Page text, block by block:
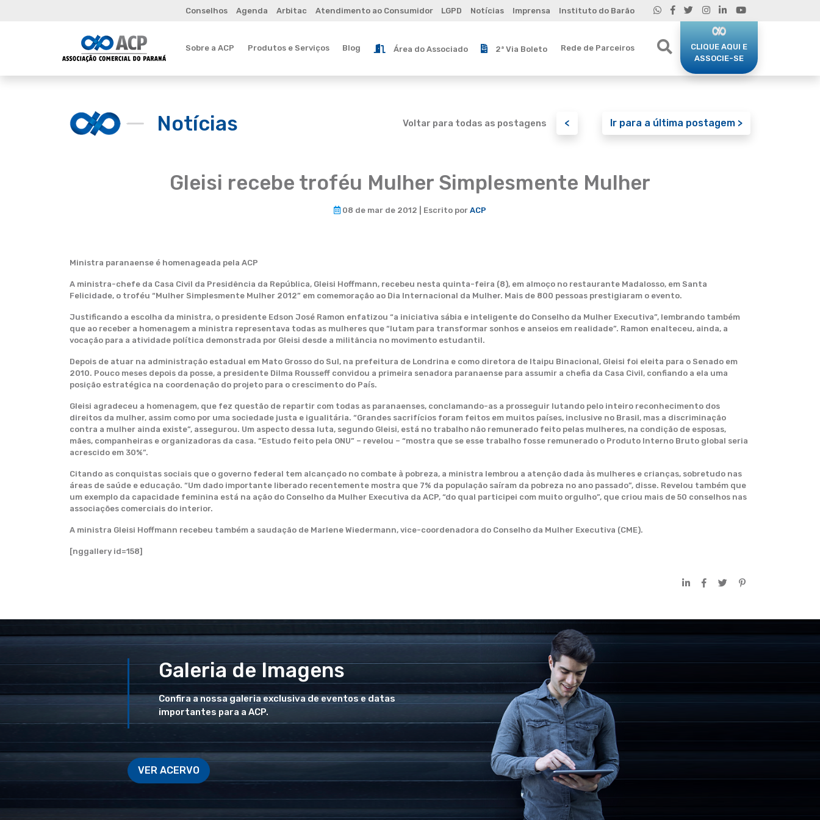
Conselhos Agenda Arbitac Atendimento ao Consumidor LGPD Notícias Imprensa Instituto do Barão
Sobre a ACP Produtos e Serviços Blog Área do Associado 2ª Via Boleto Rede de Parceiros
CLIQUE AQUI E
ASSOCIE-SE
Notícias Voltar para todas as postagens < Ir para a última postagem >
Gleisi recebe troféu Mulher Simplesmente Mulher
08 de mar de 2012 | Escrito por ACP
Ministra paranaense é homenageada pela ACP
A ministra-chefe da Casa Civil da Presidência da República, Gleisi Hoffmann, recebeu nesta quinta-feira (8), em almoço no restaurante Madalosso, em Santa
Felicidade, o troféu “Mulher Simplesmente Mulher 2012” em comemoração ao Dia Internacional da Mulher. Mais de 800 pessoas prestigiaram o evento.
Justificando a escolha da ministra, o presidente Edson José Ramon enfatizou “a iniciativa sábia e inteligente do Conselho da Mulher Executiva”, lembrando também
que ao receber a homenagem a ministra representava todas as mulheres que “lutam para transformar sonhos e anseios em realidade”. Ramon enalteceu, ainda, a
vocação para a atividade política demonstrada por Gleisi desde a militância no movimento estudantil.
Depois de atuar na administração estadual em Mato Grosso do Sul, na prefeitura de Londrina e como diretora de Itaipu Binacional, Gleisi foi eleita para o Senado em
2010. Pouco meses depois da posse, a presidente Dilma Rousseff convidou a primeira senadora paranaense para assumir a chefia da Casa Civil, confiando a ela uma
posição estratégica na coordenação do projeto para o crescimento do País.
Gleisi agradeceu a homenagem, que fez questão de repartir com todas as paranaenses, conclamando-as a prosseguir lutando pelo inteiro reconhecimento dos
direitos da mulher, assim como por uma sociedade justa e igualitária. “Grandes sacrifícios foram feitos em muitos países, inclusive no Brasil, mas a discriminação
contra a mulher ainda existe”, assegurou. Um aspecto dessa luta, segundo Gleisi, está no trabalho não remunerado feito pelas mulheres, na condição de esposas,
mães, companheiras e organizadoras da casa. “Estudo feito pela ONU” – revelou – “mostra que se esse trabalho fosse remunerado o Produto Interno Bruto global seria
acrescido em 30%”.
Citando as conquistas sociais que o governo federal tem alcançado no combate à pobreza, a ministra lembrou a atenção dada às mulheres e crianças, sobretudo nas
áreas de saúde e educação. “Um dado importante liberado recentemente mostra que 7% da população saíram da pobreza no ano passado”, disse. Revelou também que
um exemplo da capacidade feminina está na ação do Conselho da Mulher Executiva da ACP, “do qual participei com muito orgulho”, que criou mais de 50 conselhos nas
associações comerciais do interior.
A ministra Gleisi Hoffmann recebeu também a saudação de Marlene Wiedermann, vice-coordenadora do Conselho da Mulher Executiva (CME).
[nggallery id=158]
Galeria de Imagens
Confira a nossa galeria exclusiva de eventos e datas
importantes para a ACP.
VER ACERVO